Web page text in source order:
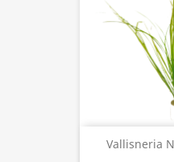
Vallisneria